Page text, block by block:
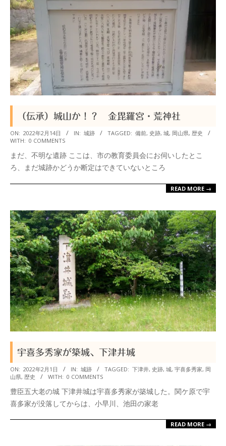
（伝承）城山か！？ 金毘羅宮・荒神社
2022-
02-
14
ON: 2022年2月14日 IN: 城跡 TAGGED: 備前, 史跡, 城, 岡山県, 歴史
WITH: 0 COMMENTS
まだ、不明な遺跡 ここは、市の教育委員会にお伺いしたとこ
ろ、まだ城跡かどうか断定はできていないところ
READ MORE →
宇喜多秀家が築城、下津井城
2022-
02-
01
ON: 2022年2月1日 IN: 城跡 TAGGED: 下津井, 史跡, 城, 宇喜多秀家, 岡
山県, 歴史 WITH: 0 COMMENTS
豊臣五大老の城 下津井城は宇喜多秀家が築城した。関ケ原で宇
喜多家が没落してからは、小早川、池田の家老
READ MORE →